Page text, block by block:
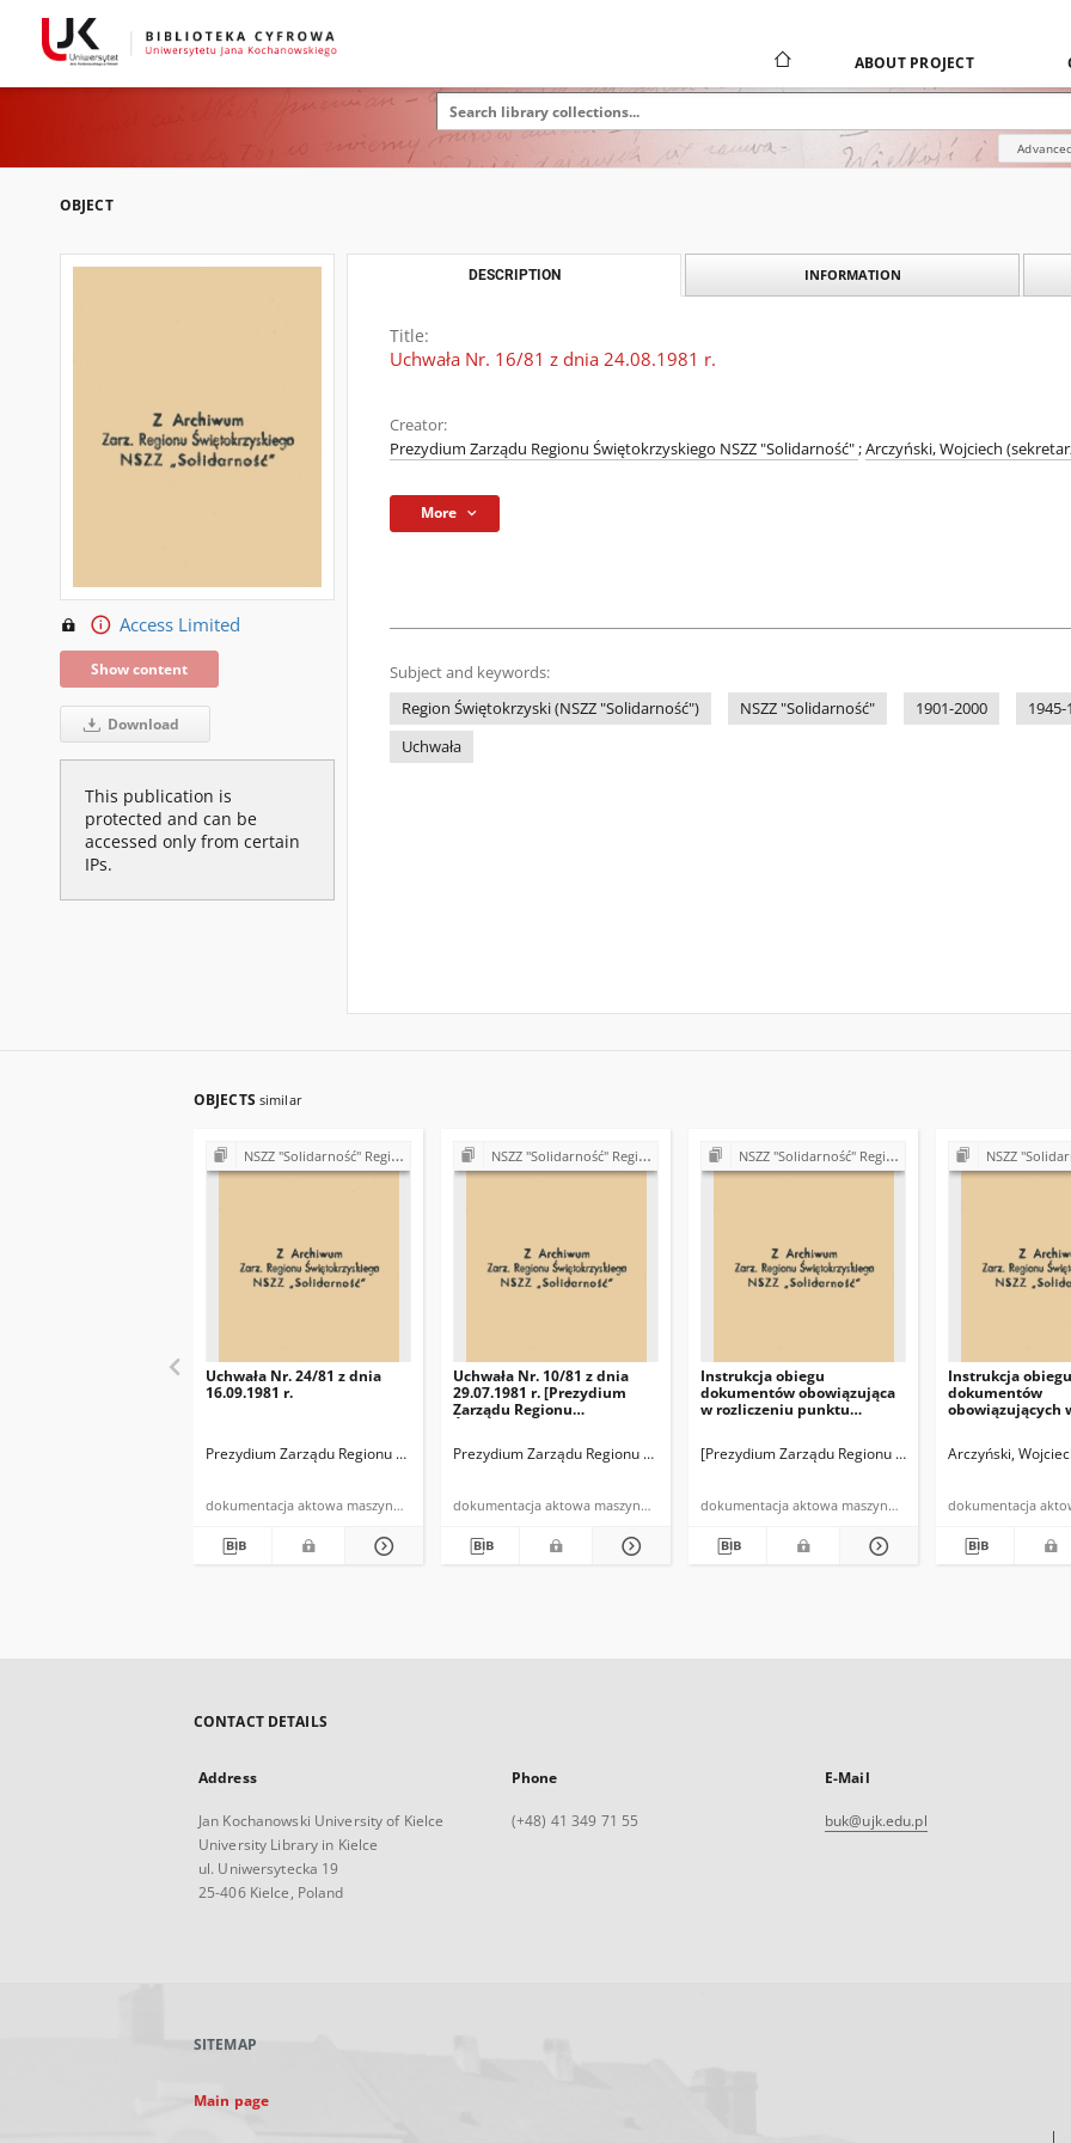
ABOUT PROJECT
OBJECT
Access Limited
Show content
Download
This publication is
protected and can be
accessed only from certain
IPs.
DESCRIPTION INFORMATION
Title:
Uchwała Nr. 16/81 z dnia 24.08.1981 r.
Creator:
Prezydium Zarządu Regionu Świętokrzyskiego NSZZ "Solidarność";Arczyński, Wojciech
More
Subject and keywords:
Region Świętokrzyski (NSZZ "Solidarność")
NSZZ "Solidarność" 1901-2000 1945-
Uchwała
OBJECTS similar
NSZZ "Solidarność" Region Świętokrzyski (sprawy organizacyjne)
Uchwała Nr. 24/81 z dnia
16.09.1981 r.
Prezydium Zarządu Regionu Świętokrzyskiego NSZZ "Solidarność" Arczyński, Wojciech (sekretarz Regionu Świętokrzyskiego NSZZ
dokumentacja aktowa maszynopis
NSZZ "Solidarność" Region Świętokrzyski (sprawy organizacyjne)
Uchwała Nr. 10/81 z dnia
29.07.1981 r. [Prezydium
Zarządu Regionu
Prezydium Zarządu Regionu Świętokrzyskiego NSZZ "Solidarność" Arczyński, Wojciech
dokumentacja aktowa maszynopis
NSZZ "Solidarność" Region Świętokrzyski (sprawy organizacyjne)
Instrukcja obiegu
dokumentów obowiązująca
w rozliczeniu punktu
"Solidarność" w Kielcach
[Prezydium Zarządu Regionu Świętokrzyskiego NSZZ
dokumentacja aktowa maszynopis
NSZZ "Solidarność" Region
Instrukcja obiegu
dokumentów
obowiązujących
Świętokrzyski
Arczyński,
CONTACT DETAILS
Address
Jan Kochanowski University of Kielce
University Library in Kielce
ul. Uniwersytecka 19
25-406 Kielce, Poland
Phone
(+48) 41 349 71 55
E-Mail
buk@ujk.edu.pl
SITEMAP
Main page